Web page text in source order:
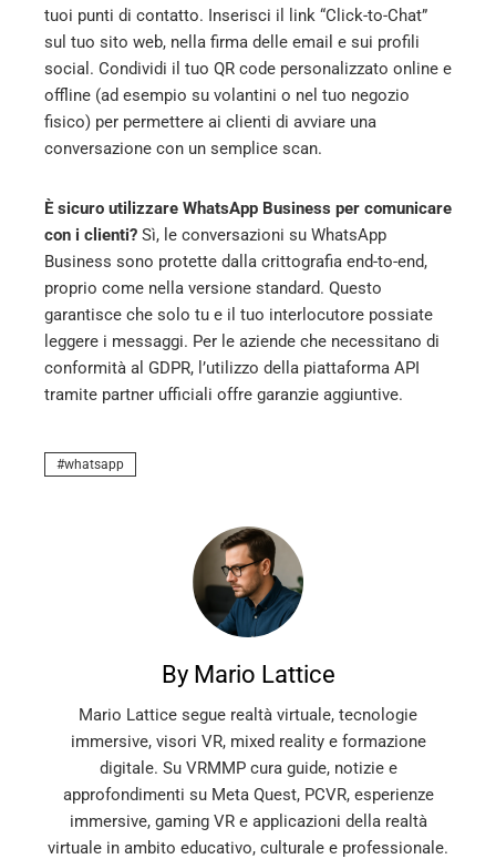
tuoi punti di contatto. Inserisci il link “Click-to-Chat”
sul tuo sito web, nella firma delle email e sui profili
social. Condividi il tuo QR code personalizzato online e
offline (ad esempio su volantini o nel tuo negozio
fisico) per permettere ai clienti di avviare una
conversazione con un semplice scan.
È sicuro utilizzare WhatsApp Business per comunicare
con i clienti? Sì, le conversazioni su WhatsApp
Business sono protette dalla crittografia end-to-end,
proprio come nella versione standard. Questo
garantisce che solo tu e il tuo interlocutore possiate
leggere i messaggi. Per le aziende che necessitano di
conformità al GDPR, l’utilizzo della piattaforma API
tramite partner ufficiali offre garanzie aggiuntive.
whatsapp
By Mario Lattice
Mario Lattice segue realtà virtuale, tecnologie
immersive, visori VR, mixed reality e formazione
digitale. Su VRMMP cura guide, notizie e
approfondimenti su Meta Quest, PCVR, esperienze
immersive, gaming VR e applicazioni della realtà
virtuale in ambito educativo, culturale e professionale.